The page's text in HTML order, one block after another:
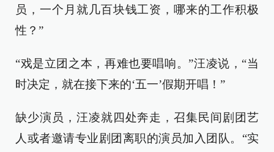
员，一个月就几百块钱工资，哪来的工作积极
性？”
“戏是立团之本，再难也要唱响。”汪凌说，“当
时决定，就在接下来的‘五一’假期开唱！”
缺少演员，汪凌就四处奔走，召集民间剧团艺
人或者邀请专业剧团离职的演员加入团队。“实